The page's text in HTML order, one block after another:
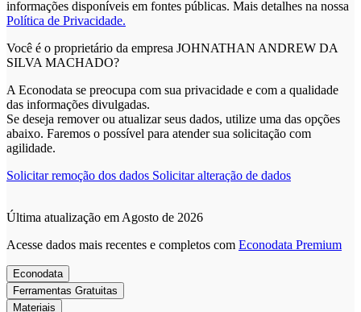
informações disponíveis em fontes públicas. Mais detalhes na nossa
Política de Privacidade.
Você é o proprietário da empresa JOHNATHAN ANDREW DA
SILVA MACHADO?
A Econodata se preocupa com sua privacidade e com a qualidade
das informações divulgadas.
Se deseja remover ou atualizar seus dados, utilize uma das opções
abaixo. Faremos o possível para atender sua solicitação com
agilidade.
Solicitar remoção dos dados Solicitar alteração de dados
Última atualização em Agosto de 2026
Acesse dados mais recentes e completos com Econodata Premium
Econodata
Ferramentas Gratuitas
Materiais